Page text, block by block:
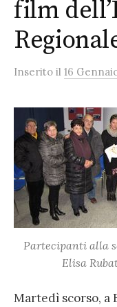
film
Inserito il 16
Partecipanti alla
Elisa
Martedì scorso, a